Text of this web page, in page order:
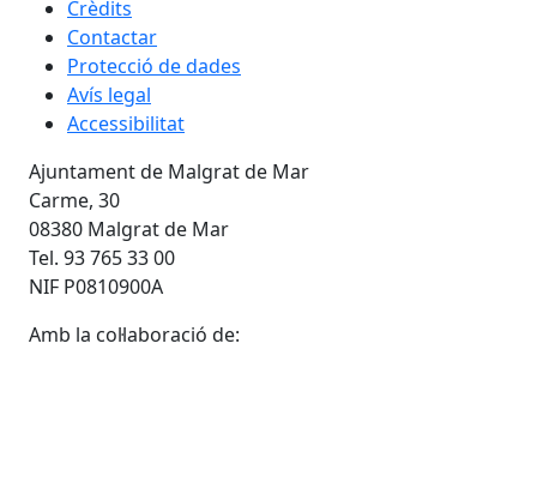
Crèdits
Contactar
Protecció de dades
Avís legal
Accessibilitat
Ajuntament de Malgrat de Mar
Carme, 30
08380 Malgrat de Mar
Tel. 93 765 33 00
NIF P0810900A
Amb la col·laboració de: